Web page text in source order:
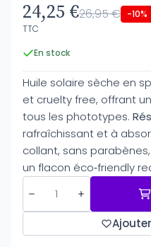
24,25 €26,95 € -10%
TTC
En stock
Huile solaire sèche en
et cruelty free, offrant
tous les phototypes.
rafraîchissant et à
collant, sans
un flacon éco‑friendly